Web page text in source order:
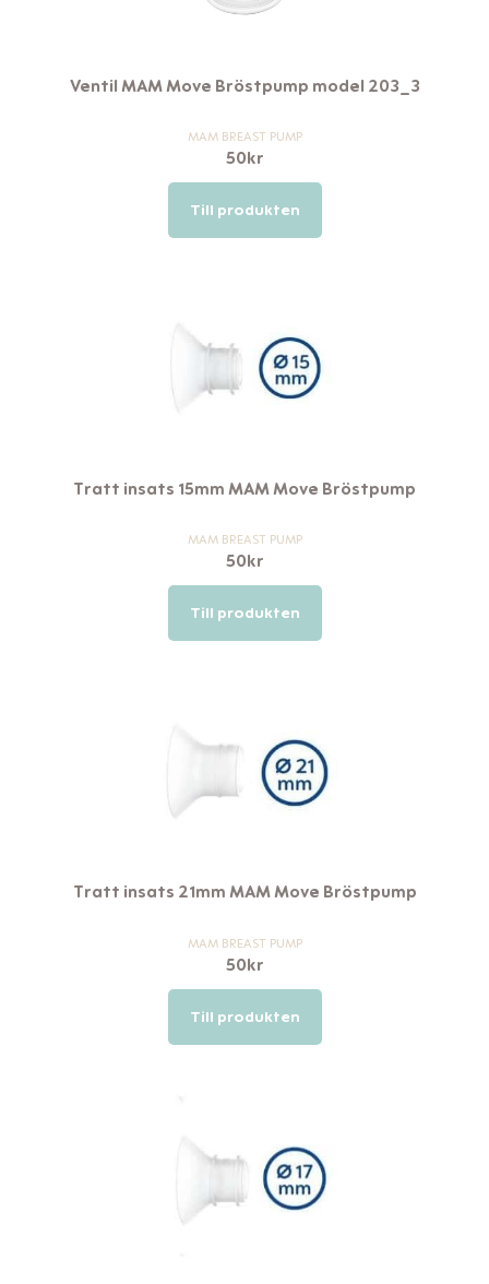
Ventil MAM Move Bröstpump model 203_3
MAM BREAST PUMP
50kr
Till produkten
Tratt insats 15mm MAM Move Bröstpump
MAM BREAST PUMP
50kr
Till produkten
Tratt insats 21mm MAM Move Bröstpump
MAM BREAST PUMP
50kr
Till produkten